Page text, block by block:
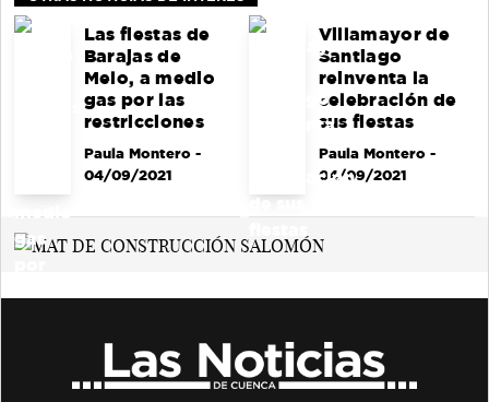
Las fiestas de
Barajas de
Melo, a medio
gas por las
restricciones
Paula Montero-
04/09/2021
Villamayor de
Santiago
reinventa la
celebración de
sus fiestas
Paula Montero-
04/09/2021